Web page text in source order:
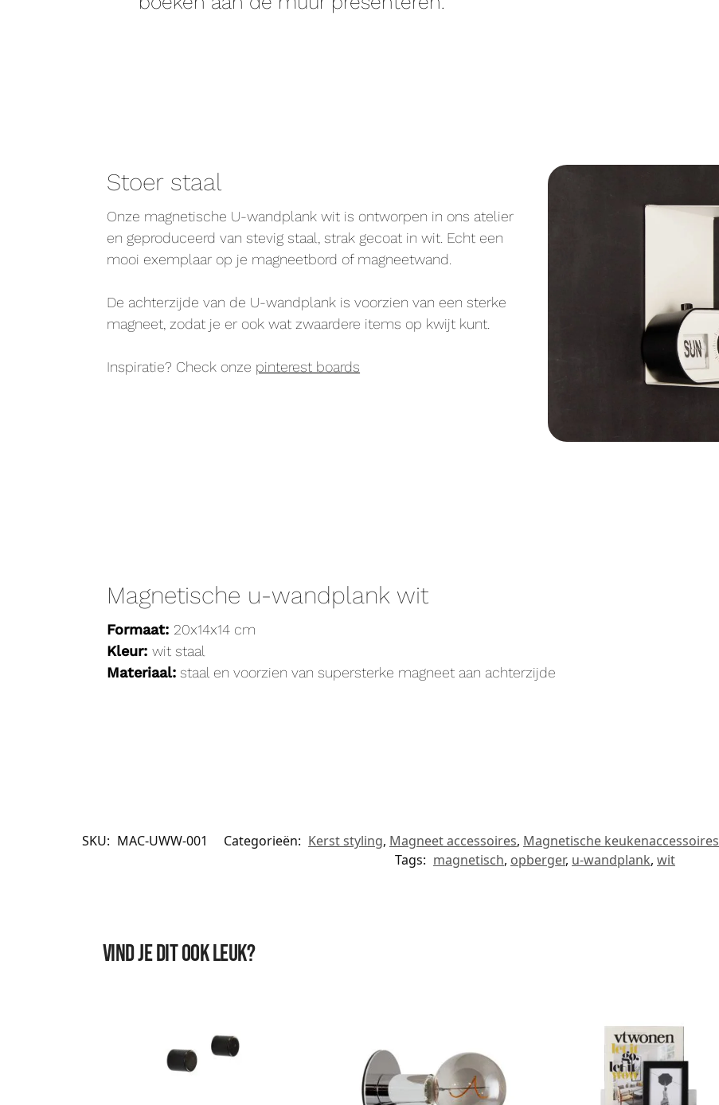
Stoer staal
Onze magnetische U-wandplank wit is ontworpen in ons atelier
en geproduceerd van stevig staal, strak gecoat in wit. Echt een
mooi exemplaar op je magneetbord of magneetwand.
De achterzijde van de U-wandplank is voorzien van een sterke
magneet, zodat je er ook wat zwaardere items op kwijt kunt.
Inspiratie? Check onze pinterest boards
Magnetische u-wandplank wit
Formaat: 20x14x14 cm
Kleur:wit staal
Materiaal: staal en voorzien van supersterke magneet aan achterzijde
SKU: MAC-UWW-001 Categorieën: Kerst styling, Magneet accessoires, Magnetische keukenaccessoires
Tags: magnetisch, opberger, u-wandplank, wit
Vind je dit ook leuk?